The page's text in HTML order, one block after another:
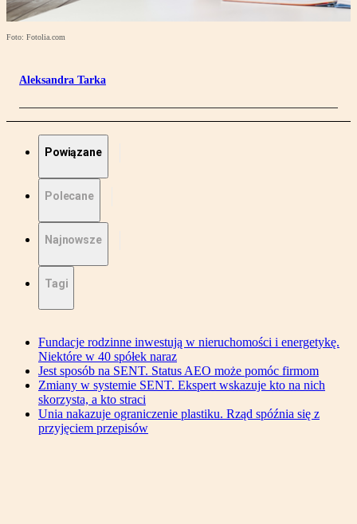
Foto: Fotolia.com
Aleksandra Tarka
Powiązane
Polecane
Najnowsze
Tagi
Fundacje rodzinne inwestują w nieruchomości i energetykę.
Niektóre w 40 spółek naraz
Jest sposób na SENT. Status AEO może pomóc firmom
Zmiany w systemie SENT. Ekspert wskazuje kto na nich
skorzysta, a kto straci
Unia nakazuje ograniczenie plastiku. Rząd spóźnia się z
przyjęciem przepisów